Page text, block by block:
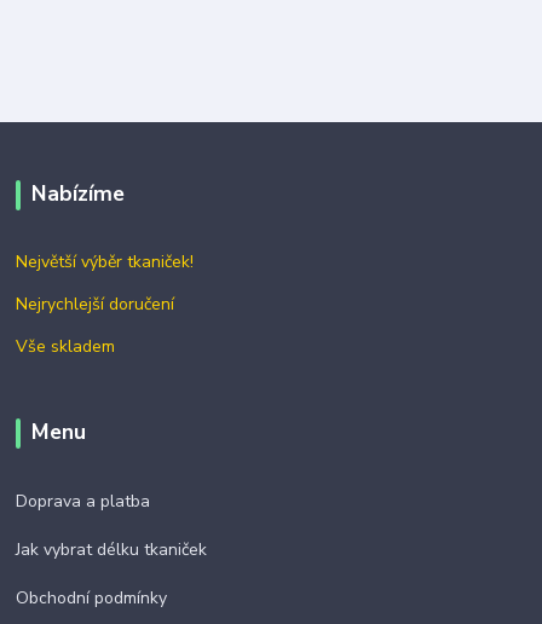
Nabízíme
Největší výběr tkaniček!
Nejrychlejší doručení
Vše skladem
Menu
Doprava a platba
Jak vybrat délku tkaniček
Obchodní podmínky